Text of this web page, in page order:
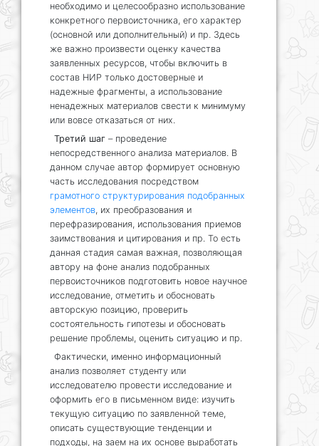
необходимо и целесообразно использование
конкретного первоисточника, его характер
(основной или дополнительный) и пр. Здесь
же важно произвести оценку качества
заявленных ресурсов, чтобы включить в
состав НИР только достоверные и
надежные фрагменты, а использование
ненадежных материалов свести к минимуму
или вовсе отказаться от них.
Третий шаг – проведение
непосредственного анализа материалов. В
данном случае автор формирует основную
часть исследования посредством
грамотного структурирования подобранных
элементов, их преобразования и
перефразирования, использования приемов
заимствования и цитирования и пр. То есть
данная стадия самая важная, позволяющая
автору на фоне анализ подобранных
первоисточников подготовить новое научное
исследование, отметить и обосновать
авторскую позицию, проверить
состоятельность гипотезы и обосновать
решение проблемы, оценить ситуацию и пр.
Фактически, именно информационный
анализ позволяет студенту или
исследователю провести исследование и
оформить его в письменном виде: изучить
текущую ситуацию по заявленной теме,
описать существующие тенденции и
подходы, на заем на их основе выработать